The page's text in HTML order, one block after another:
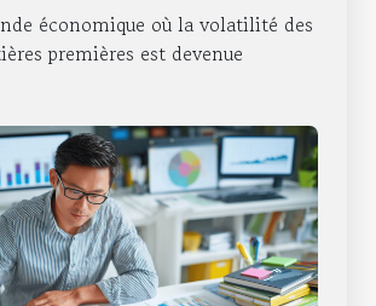
Comment se
l'instabilité
économique où la volatilité des
premières est devenue